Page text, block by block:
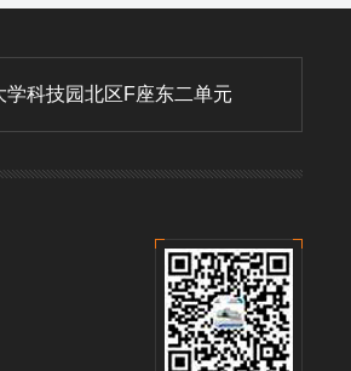
科技园北区F座东二单元